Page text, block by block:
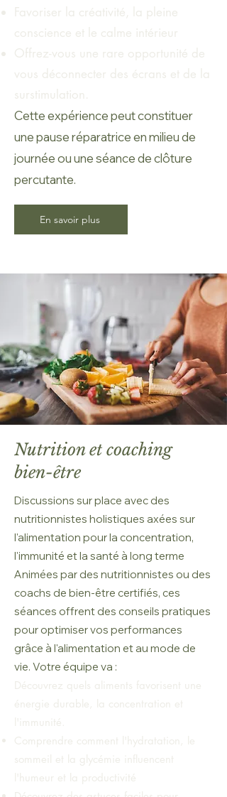
Favoriser la créativité, la pleine
conscience et le calme intérieur
Offrez-vous une rare opportunité de
vous déconnecter des écrans et de la
surstimulation.
Cette expérience peut constituer
une pause réparatrice en milieu de
journée ou une séance de clôture
percutante.
En savoir plus
Nutrition et coaching
bien-être
Discussions sur place avec des
nutritionnistes holistiques axées sur
l'alimentation pour la concentration,
l'immunité et la santé à long terme
Animées par des nutritionnistes ou des
coachs de bien-être certifiés, ces
séances offrent des conseils pratiques
pour optimiser vos performances
grâce à l'alimentation et au mode de
vie. Votre équipe va :
Découvrez quels aliments favorisent une
énergie durable, la concentration et
l'immunité.
Comprendre comment l'hydratation, le
sommeil et la glycémie influencent
l'humeur et la productivité